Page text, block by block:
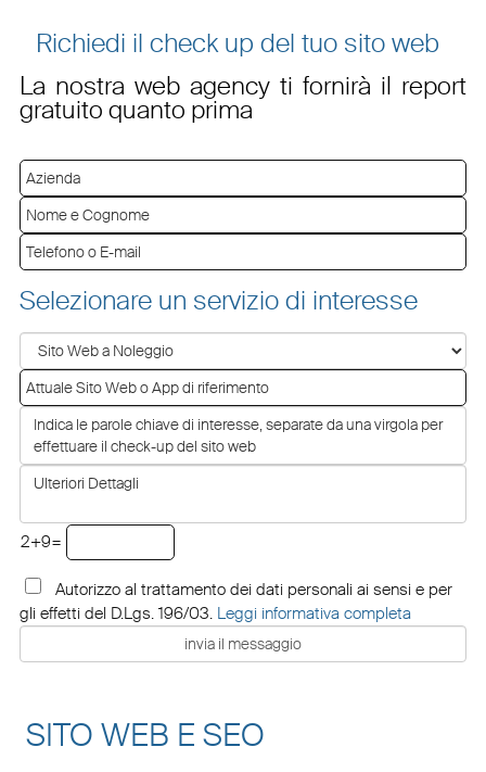
Richiedi il check up del tuo sito web
La nostra web agency ti fornirà il report
gratuito quanto prima
Selezionare un servizio di interesse
2+9=
Autorizzo al trattamento dei dati personali ai sensi e per
gli effetti del D.Lgs. 196/03. Leggi informativa completa
SITO WEB E SEO